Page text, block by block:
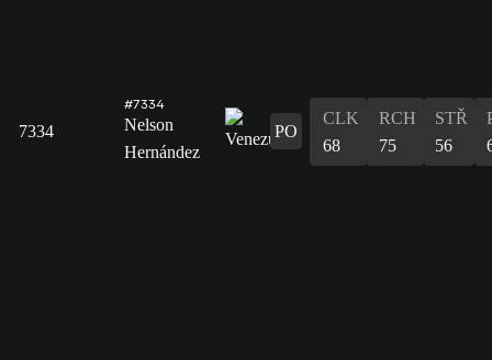
7334
#7334
Nelson
Hernández
PO
CLK
68
RCH
75
STŘ
56